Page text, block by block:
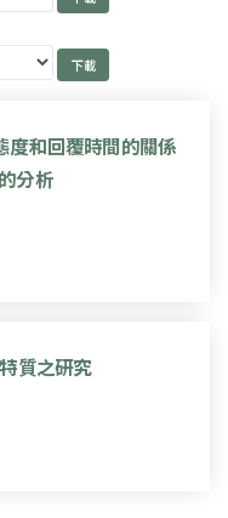
度和回覆時間的關係
分析
質之研究